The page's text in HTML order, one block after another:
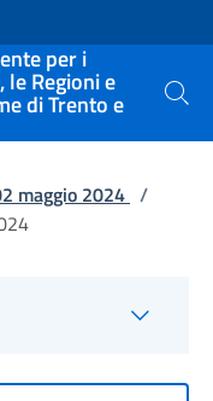
per i
Regioni e
di Trento e Cerca
maggio 2024 /